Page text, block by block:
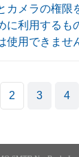
カメラの権限
に利用するも
使用できませ
2 3 4